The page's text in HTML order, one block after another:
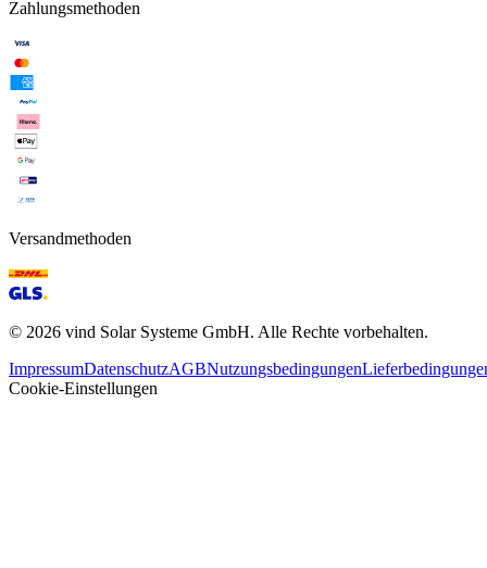
Zahlungsmethoden
Versandmethoden
© 2026 vind Solar Systeme GmbH. Alle Rechte vorbehalten.
ImpressumDatenschutzAGBNutzungsbedingungen
Cookie-Einstellungen